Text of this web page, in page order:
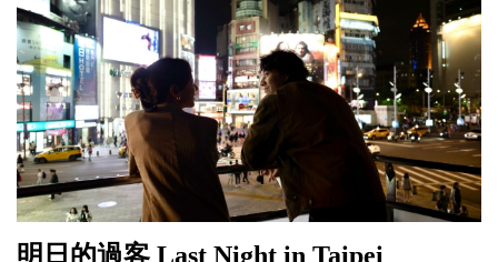
明日的過客 Last Night in Taipei